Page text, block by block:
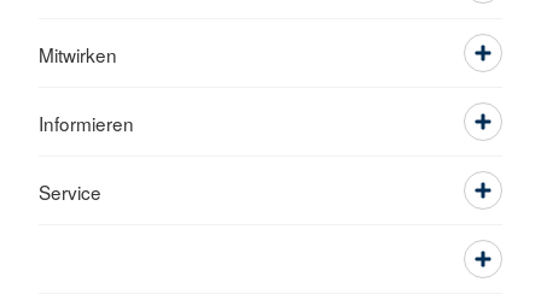
Mitwirken
Informieren
Service